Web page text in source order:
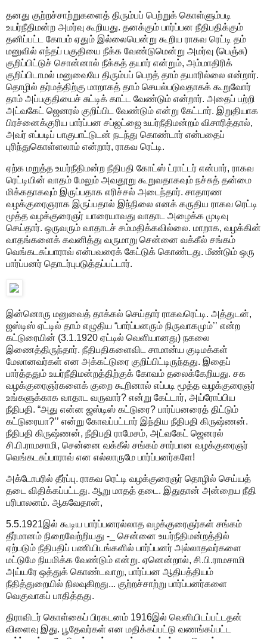
தனது குற்றச்சாற்றுகளைத் திரும்பப் பெற்றுக் கொள்ளும்படி
உயர்நீதிமன்ற அமர்வு கூறியது. தனக்கும் பார்ப்பன நீதிபதிக்கும்
தனிப்பட்ட கோபம் ஏதும் இல்லையென்று கூறிய ராகவ ரெட்டி தம்
மனுவில் எந்தப் பகுதியை நீக்க வேண்டுமென்று அமர்வு (பெஞ்சு)
குறிப்பிட்டுச் சொன்னால் நீக்கத் தயார் என்றும், அம்மாதிரிக்
குறிப்பிடாமல் மனுவையே திரும்பப் பெறத் தாம் தயாரில்லை என்றார்.
தொழில் தர்மத்திற்கு மாறாகத் தாம் செயல்படுவதாகக் கூறுவோர்
தாம் அப்பகுதியைச் சுட்டிக் காட்ட வேண்டும் என்றார். அதைப் பற்றி
அட்வகேட் ஜெனரல் குறிப்பிட வேண்டும் என்று கேட்டார். இறுதியாக
பிரச்னைக்குரிய பார்ப்பன சப்ஜட்ஜை உயர்நீதிமன்றம் விசாரித்தால்,
அவர் எப்படிப் பாகுபாட்டுடன் நடந்து கொண்டார் என்பதைப்
புரிந்துகொள்ளலாம் என்றார், ராகவ ரெட்டி.
ஏற்க மறுத்த உயர்நீதிமன்ற நீதிபதி கோட்ஸ் ட்ராட்டர் என்பார், ராகவ
ரெட்டியின் வாதம் மேலும் அவதூறு கூறுவதாகவும் நச்சுத் தன்மை
மிக்கதாகவும் இருப்பதாக எரிச்சல் அடைந்தார். சாதாரண
வழக்குரைஞராக இருப்பதால் இந்நிலை எனக் கருதிய ராகவ ரெட்டி
மூத்த வழக்குரைஞர் யாரையாவது வாதாட அழைக்க முடிவு
செய்தார். ஒருவரும் வாதாடச் சம்மதிக்கவில்லை. மாறாக, வழக்கின்
வாதங்களைக் கவனித்து வருமாறு சென்னை வக்கீல் சங்கம்
வெங்கடசுப்பாராவ் என்பவரைக் கேட்டுக் கொண்டது. மீண்டும் ஒரு
பார்ப்பனர் தொடர்புபடுத்தப்பட்டார்.
இன்னொரு மனுவைத் தாக்கல் செய்தார் ராகவரெட்டி. அத்துடன்,
ஜஸ்டிஸ் ஏட்டில் தாம் எழுதிய “பார்ப்பனரும் நிருவாகமும்’’ என்ற
கட்டுரையின் (3.1.1920 ஏட்டில் வெளியானது) நகலை
இணைத்திருந்தார். நீதிபதிகளைவிட சாமான்ய குடிமக்கள்
மேலானவர்கள் என அக்கட்டுரை குறிப்பிட்டிருந்தது. இதைப்
பார்த்ததும் உயர்நீதிமன்றத்திற்குக் கோவம் தலைக்கேறியது. சக
வழக்குரைஞர்களைக் குறை கூறினால் எப்படி மூத்த வழக்குரைஞர்
உங்களுக்காக வாதாட வருவார்? என்று கேட்டார், அய்ரோப்பிய
நீதிபதி. “அது என்ன ஜஸ்டிஸ் கட்டுரை? பார்ப்பனரைத் திட்டும்
கட்டுரையா?’’ என்று கோவப்பட்டார் இந்திய நீதிபதி கிருஷ்ணன்.
நீதிபதி கிருஷ்ணன், நீதிபதி ராமேசம், அட்வகேட் ஜெனரல்
சி.பி.ராமசாமி, சென்னை வக்கீல் சங்கம் சார்பான வழக்குரைஞர்
வெங்கடசுப்பாராவ் என எல்லாருமே பார்ப்பனர்களே!
அக்டோபரில் தீர்ப்பு. ராகவ ரெட்டி வழக்குரைஞர் தொழில் செய்யத்
தடை விதிக்கப்பட்டது. ஆறு மாதத் தடை. இதுதான் அன்றைய நீதி
பரிபாலனம். ஆகவேதான்,
5.5.1921இல் கூடிய பார்ப்பனரல்லாத வழக்குரைஞர்கள் சங்கம்
தீர்மானம் நிறைவேற்றியது -_ சென்னை உயர்நீதிமன்றத்தில்
ஏற்படும் நீதிபதிப் பணியிடங்களில் பார்ப்பனர் அல்லாதவர்களை
மட்டுமே நியமிக்க வேண்டும் என்று. ஏனென்றால், சி.பி.ராமசாமி
அய்யரே ஒத்துக் கொண்டவாறு, பார்ப்பன ஆதிபத்தியம்
நீதித்துறையில் நிலவுகிறது... குற்றச்சாற்று பார்ப்பனர்களை
வெகுவாகப் பாதித்தது.
திராவிடர் கொள்கைப் பிரகடனம் 1916இல் வெளியிடப்பட்டதன்
விளைவு இது. பூதேவர்கள் என மதிக்கப்பட்டு வணங்கப்பட்ட